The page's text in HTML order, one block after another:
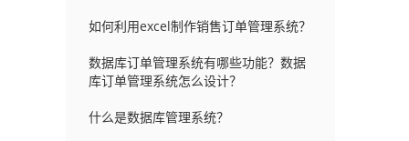
如何利用excel制作销售订单管理系统？
数据库订单管理系统有哪些功能？数据
库订单管理系统怎么设计？
什么是数据库管理系统？